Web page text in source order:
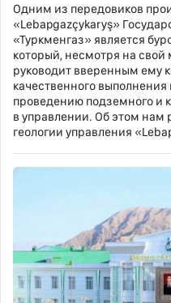
Одним из передовиков
«Lebapgazçykaryş»
«Туркменгаз» является
который, несмотря на свой
руководит вверенным ему
качественного
проведению подземного и
в управлении. Об этом нам
геологии управления